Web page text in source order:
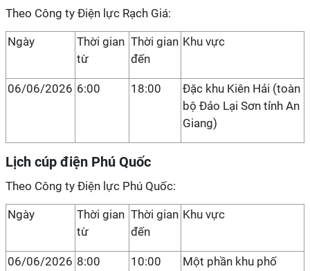
Theo Công ty Điện lực Rạch Giá:
Ngày
Thời gian
từ
Thời gian
đến
Khu vực
06/06/2026 6:00 18:00
Đặc khu Kiên Hải (toàn
bộ Đảo Lại Sơn tỉnh An
Giang)
Lịch cúp điện Phú Quốc
Theo Công ty Điện lực Phú Quốc:
Ngày
Thời gian
từ
Thời gian
đến
Khu vực
06/06/2026 8:00 10:00
Một phần khu phố